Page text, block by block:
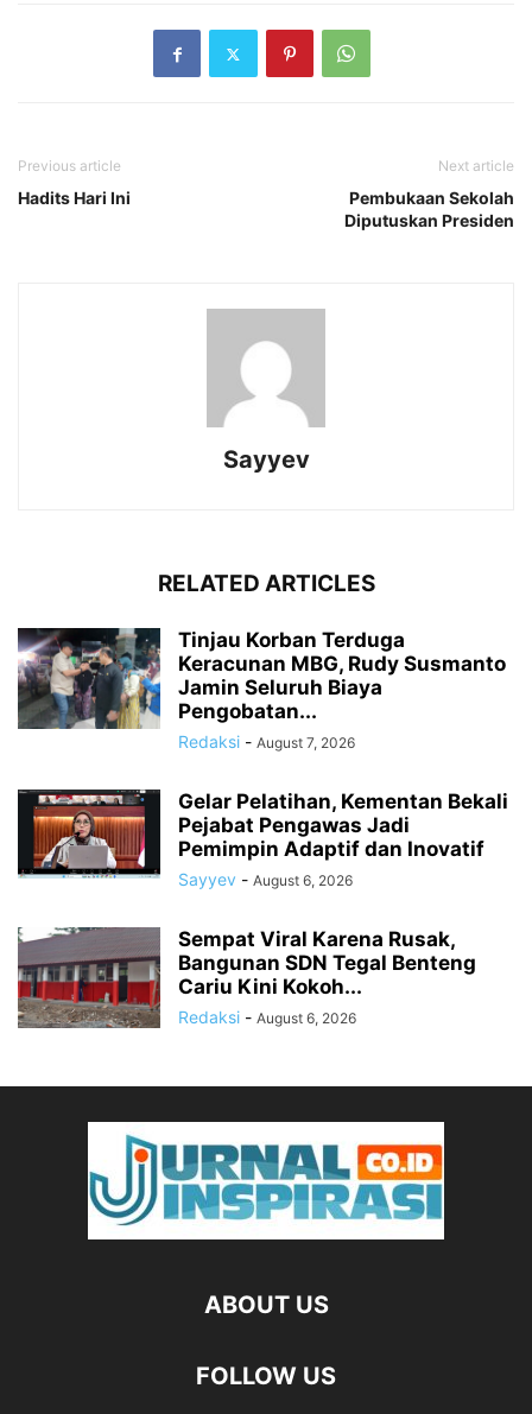
Previous article
Hadits Hari Ini
Next article
Pembukaan Sekolah
Diputuskan Presiden
Sayyev
RELATED ARTICLES
Tinjau Korban Terduga
Keracunan MBG, Rudy Susmanto
Jamin Seluruh Biaya
Pengobatan...
Redaksi - August 7, 2026
Gelar Pelatihan, Kementan Bekali
Pejabat Pengawas Jadi
Pemimpin Adaptif dan Inovatif
Sayyev - August 6, 2026
Sempat Viral Karena Rusak,
Bangunan SDN Tegal Benteng
Cariu Kini Kokoh...
Redaksi - August 6, 2026
ABOUT US
FOLLOW US